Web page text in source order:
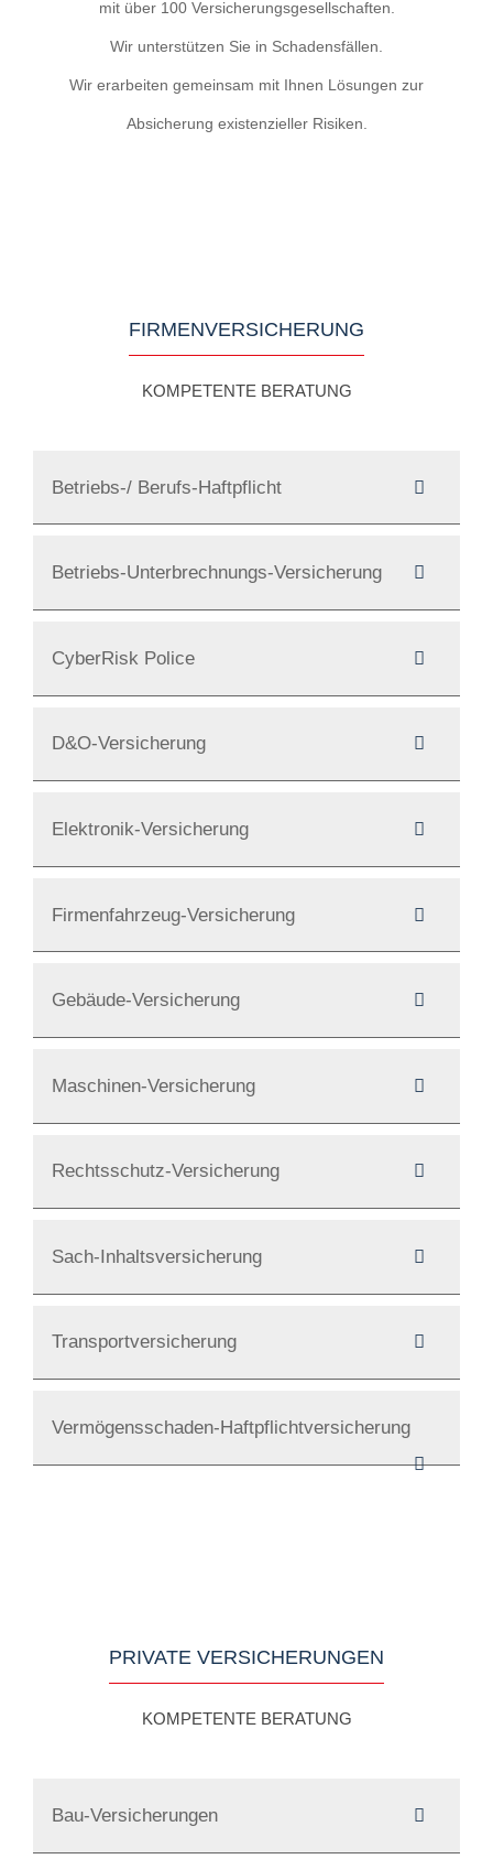
mit über 100 Versicherungsgesellschaften.
Wir unterstützen Sie in Schadensfällen.
Wir erarbeiten gemeinsam mit Ihnen Lösungen zur
Absicherung existenzieller Risiken.
FIRMENVERSICHERUNG
KOMPETENTE BERATUNG
Betriebs-/ Berufs-Haftpflicht
Betriebs-Unterbrechnungs-Versicherung
CyberRisk Police
D&O-Versicherung
Elektronik-Versicherung
Firmenfahrzeug-Versicherung
Gebäude-Versicherung
Maschinen-Versicherung
Rechtsschutz-Versicherung
Sach-Inhaltsversicherung
Transportversicherung
Vermögensschaden-Haftpflichtversicherung
PRIVATE VERSICHERUNGEN
KOMPETENTE BERATUNG
Bau-Versicherungen